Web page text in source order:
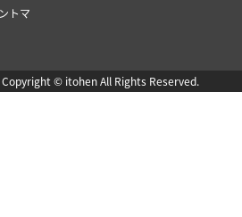
トマ
© itohen All Rights Reserved.